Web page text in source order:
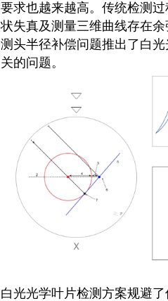
求也越来越高。传统检测
失真及测量三维曲线存在
头半径补偿问题推出了白
的问题。
光光学叶片检测方案规避